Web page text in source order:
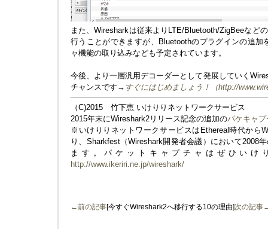
また、Wiresharkは従来よりLTE/Bluetooth/ZigBeeなど
行うことができますが、Bluetoothのプラグインの追加
ャ機能の取り込みなども予定されています。
今後、より一層汎用デコーダーとして発展していく
チャンスです→ すぐにはじめましょう！（http://
（C)2015 竹下恵 いけりりネットワークサービス
2015年末にWireshark2リリース記念の追加のパケキャ
※いけりりネットワークサービスはEthereal時代から
り、Sharkfest（Wireshark開発者会議）において2008
ます。パケットキャプチャはぜひいけ
http://www.ikeriri.ne.jp/wireshark/
←前の記事[今すぐWireshark2へ移行する10の理由]次の記事